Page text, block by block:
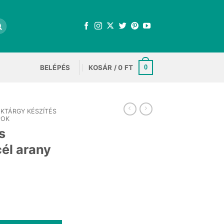
BELÉPÉS KOSÁR /0 FT 0
KÉSZÍTÉS
arany